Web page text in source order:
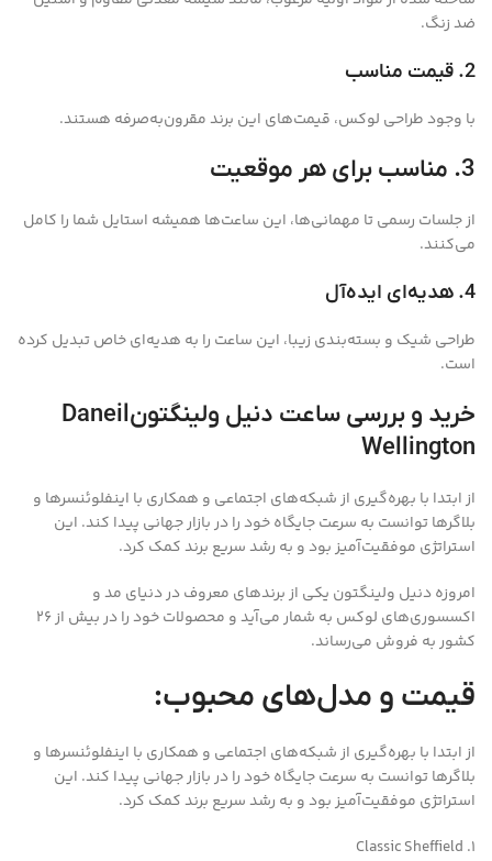
ضد زنگ.
2. قیمت مناسب
با وجود طراحی لوکس، قیمت‌های این برند مقرون‌به‌صرفه هستند.
3. مناسب برای هر موقعیت
از جلسات رسمی تا مهمانی‌ها، این ساعت‌ها همیشه استایل شما را کامل
می‌کنند.
4. هدیه‌ای ایده‌آل
طراحی شیک و بسته‌بندی زیبا، این ساعت را به هدیه‌ای خاص تبدیل کرده
است.
خرید و بررسی ساعت دنیل ولینگتونDaneil
Wellington
از ابتدا با بهره‌گیری از شبکه‌های اجتماعی و همکاری با اینفلوئنسرها و
بلاگرها توانست به سرعت جایگاه خود را در بازار جهانی پیدا کند. این
استراتژی موفقیت‌آمیز بود و به رشد سریع برند کمک کرد.
امروزه دنیل ولینگتون یکی از برندهای معروف در دنیای مد و
اکسسوری‌های لوکس به شمار می‌آید و محصولات خود را در بیش از 26
کشور به فروش می‌رساند.
قیمت و مدل‌های محبوب:
از ابتدا با بهره‌گیری از شبکه‌های اجتماعی و همکاری با اینفلوئنسرها و
بلاگرها توانست به سرعت جایگاه خود را در بازار جهانی پیدا کند. این
استراتژی موفقیت‌آمیز بود و به رشد سریع برند کمک کرد.
1. Classic Sheffield